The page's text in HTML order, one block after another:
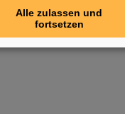
Alle zulassen und
fortsetzen